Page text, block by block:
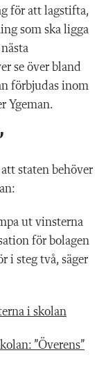
för att lagstifta,
som ska ligga
se över bland
förbjudas inom
Ygeman.
staten behöver
ut vinsterna
för bolagen
i steg två, säger
i skolan
”Överens”